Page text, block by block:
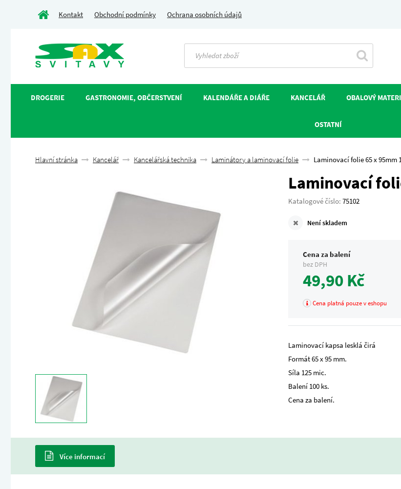
Kontakt Obchodní podmínky Ochrana osobních údajů
DROGERIE GASTRONOMIE, OBČERSTVENÍ KALENDÁŘE A DIÁŘE KANCELÁŘ OBALOVÝ
OSTATNÍ
Hlavní stránka Kancelář Kancelářská technika Laminátory a laminovací folie Laminovací folie 65 x 95mm
Laminovací
Katalogové číslo:75102
Není skladem
Cena za balení
bez DPH
49,90 Kč
Cena platná pouze v eshopu
Laminovací kapsa lesklá čirá
Formát 65 x 95 mm.
Síla 125 mic.
Balení 100 ks.
Cena za balení.
Více informací